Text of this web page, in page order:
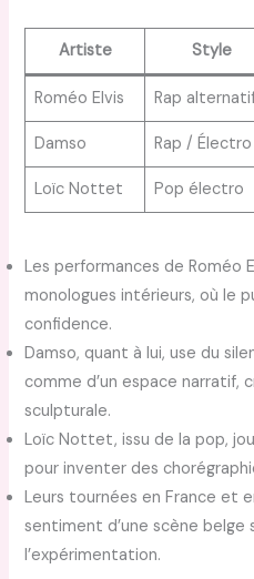
Artiste Style
Roméo Elvis Rap
Damso Rap / Électro
Loïc Nottet Pop électro
Les performances de Roméo
monologues intérieurs, où le
confidence.
Damso, quant à lui, use du
comme d’un espace narratif,
sculpturale.
Loïc Nottet, issu de la pop,
pour inventer des
Leurs tournées en France et
sentiment d’une scène belge
l’expérimentation.